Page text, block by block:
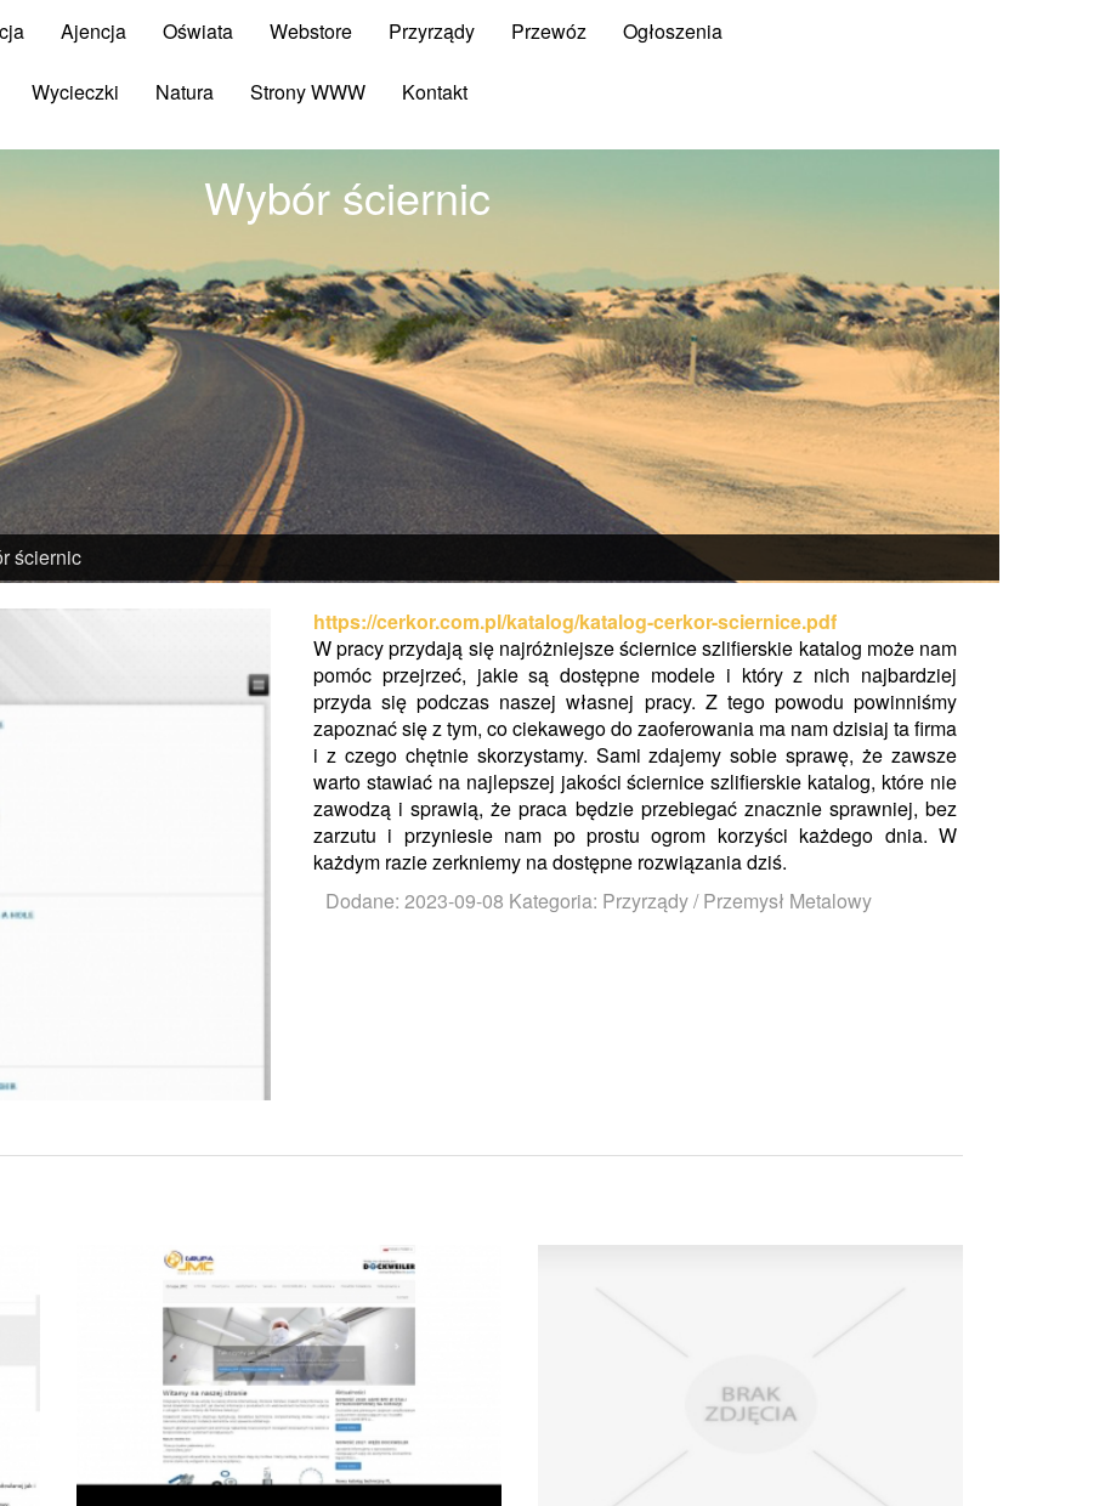
Ajencja Oświata Webstore Przyrządy Przewóz Ogłoszenia
Wycieczki Natura Strony WWW Kontakt
Wybór ściernic
ściernic
https://cerkor.com.pl/katalog/katalog-cerkor-sciernice.pdf
W pracy przydają się najróżniejsze ściernice szlifierskie katalog może nam
pomóc przejrzeć, jakie są dostępne modele i który z nich najbardziej
przyda się podczas naszej własnej pracy. Z tego powodu powinniśmy
zapoznać się z tym, co ciekawego do zaoferowania ma nam dzisiaj ta firma
i z czego chętnie skorzystamy. Sami zdajemy sobie sprawę, że zawsze
warto stawiać na najlepszej jakości ściernice szlifierskie katalog, które nie
zawodzą i sprawią, że praca będzie przebiegać znacznie sprawniej, bez
zarzutu i przyniesie nam po prostu ogrom korzyści każdego dnia. W
każdym razie zerkniemy na dostępne rozwiązania dziś.
Dodane: 2023-09-08 Kategoria: Przyrządy / Przemysł Metalowy